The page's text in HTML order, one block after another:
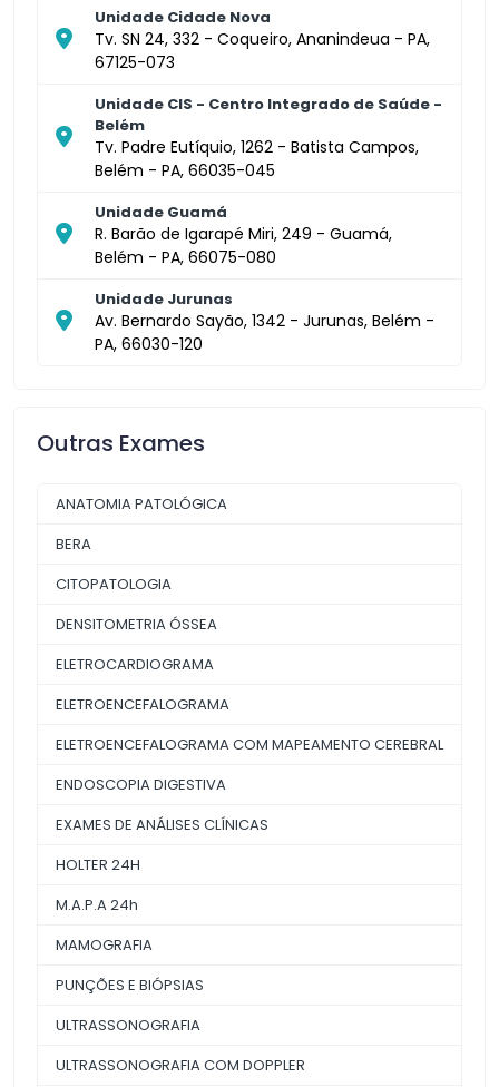
Unidade Cidade Nova
Tv. SN 24, 332 - Coqueiro, Ananindeua - PA,
67125-073
Unidade CIS - Centro Integrado de Saúde -
Belém
Tv. Padre Eutíquio, 1262 - Batista Campos,
Belém - PA, 66035-045
Unidade Guamá
R. Barão de Igarapé Miri, 249 - Guamá,
Belém - PA, 66075-080
Unidade Jurunas
Av. Bernardo Sayão, 1342 - Jurunas, Belém -
PA, 66030-120
Outras Exames
ANATOMIA PATOLÓGICA
BERA
CITOPATOLOGIA
DENSITOMETRIA ÓSSEA
ELETROCARDIOGRAMA
ELETROENCEFALOGRAMA
ELETROENCEFALOGRAMA COM MAPEAMENTO CEREBRAL
ENDOSCOPIA DIGESTIVA
EXAMES DE ANÁLISES CLÍNICAS
HOLTER 24H
M.A.P.A 24h
MAMOGRAFIA
PUNÇÕES E BIÓPSIAS
ULTRASSONOGRAFIA
ULTRASSONOGRAFIA COM DOPPLER